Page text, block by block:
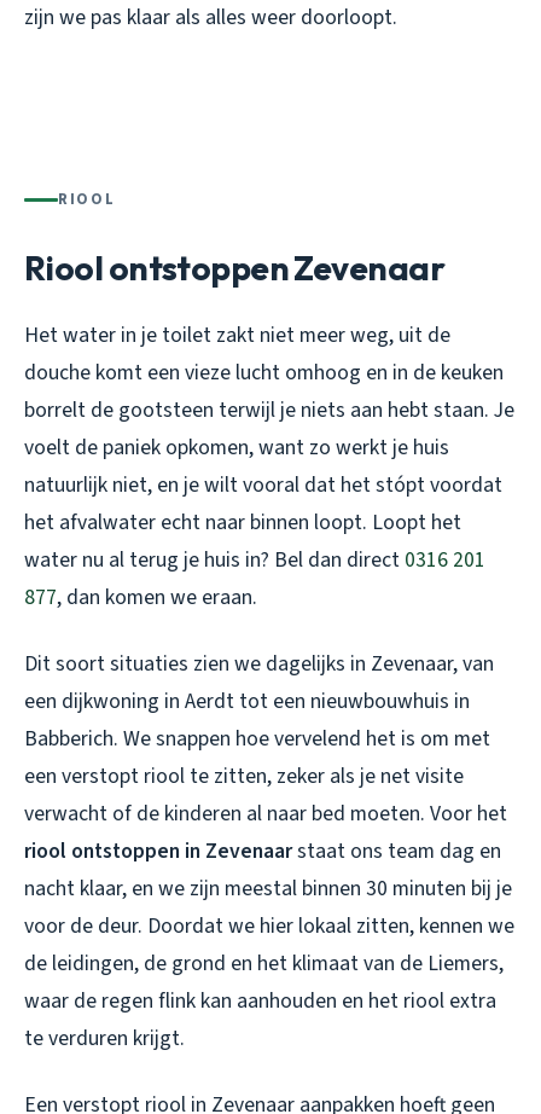
zijn we pas klaar als alles weer doorloopt.
RIOOL
Riool ontstoppen Zevenaar
Het water in je toilet zakt niet meer weg, uit de
douche komt een vieze lucht omhoog en in de keuken
borrelt de gootsteen terwijl je niets aan hebt staan. Je
voelt de paniek opkomen, want zo werkt je huis
natuurlijk niet, en je wilt vooral dat het stópt voordat
het afvalwater echt naar binnen loopt. Loopt het
water nu al terug je huis in? Bel dan direct 0316 201
877, dan komen we eraan.
Dit soort situaties zien we dagelijks in Zevenaar, van
een dijkwoning in Aerdt tot een nieuwbouwhuis in
Babberich. We snappen hoe vervelend het is om met
een verstopt riool te zitten, zeker als je net visite
verwacht of de kinderen al naar bed moeten. Voor het
riool ontstoppen in Zevenaarstaat ons team dag en
nacht klaar, en we zijn meestal binnen 30 minuten bij je
voor de deur. Doordat we hier lokaal zitten, kennen we
de leidingen, de grond en het klimaat van de Liemers,
waar de regen flink kan aanhouden en het riool extra
te verduren krijgt.
Een verstopt riool in Zevenaar aanpakken hoeft geen